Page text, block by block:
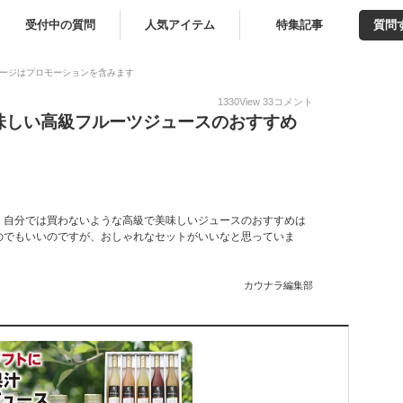
受付中の質問 人気アイテム 特集記事 質問
ジはプロモーションを含みます
1330View 33コメント
い高級フルーツジュースのおすすめ
分では買わないような高級で美味しいジュースのおすすめは
もいいのですが、おしゃれなセットがいいなと思っていま
カウナラ編集部